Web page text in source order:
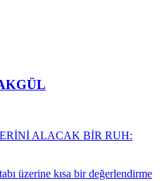
ALACAK BİR RUH:
üzerine kısa bir değerlendirme